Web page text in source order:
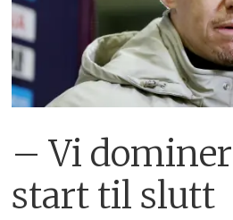
– Vi
start til slutt